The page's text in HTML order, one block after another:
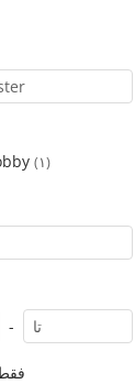
(۱)
-